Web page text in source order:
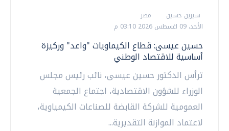
شيرين حسين
مصر
الأحد، 09 اغسطس 2026 03:10 م
حسين عيسى: قطاع الكيماويات "واعد" وركيزة
أساسية للاقتصاد الوطني
ترأس الدكتور حسين عيسى، نائب رئيس مجلس
الوزراء للشؤون الاقتصادية، اجتماع الجمعية
العمومية للشركة القابضة للصناعات الكيمياوية،
لاعتماد الموازنة التقديرية...